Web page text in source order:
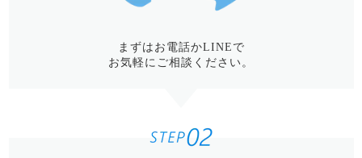
まずはお電話かLINEで
お気軽にご相談ください。